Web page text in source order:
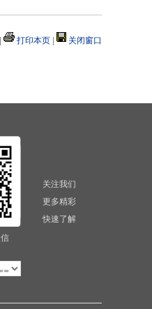
| 打印本页 | 关闭窗口
关注我们
更多精彩
快速了解